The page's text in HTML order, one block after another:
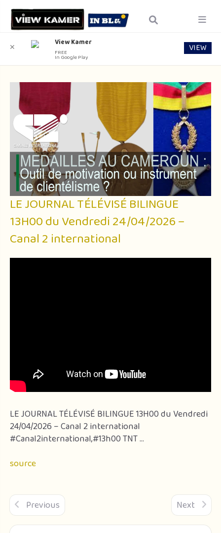
LE JOURNAL TÉLÉVISÉ BILINGUE
13H00 du Vendredi 24/04/2026 –
Canal 2 international
LE JOURNAL TÉLÉVISÉ BILINGUE 13H00 du Vendredi
24/04/2026 – Canal 2 international
#Canal2international,#13h00 TNT …
source
Previous Next
✕ View Kamer
FREE
In Google Play
VIEW